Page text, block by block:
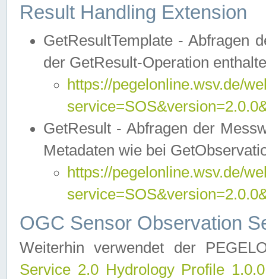
Result Handling Extension
GetResultTemplate - Abfragen
der GetResult-Operation
https://pegelonline.wsv.de/
GetResult - Abfragen der
Metadaten wie bei
https://pegelonline.wsv.de/
OGC Sensor Observation
Weiterhin verwendet der
Service 2.0 Hydrology Profile